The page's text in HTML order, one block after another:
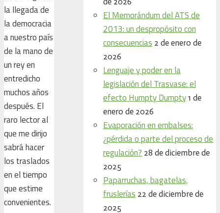
la llegada de
la democracia
a nuestro país
de la mano de
un rey en
entredicho
muchos años
después. El
raro lector al
que me dirijo
sabrá hacer
los traslados
en el tiempo
que estime
convenientes.
El Memorándum del ATS de
2013: un despropósito con
consecuencias 2 de enero de
2026
Lenguaje y poder en la
legislación del Trasvase: el
efecto Humpty Dumpty 1 de
enero de 2026
Evaporación en embalses:
¿pérdida o parte del proceso de
regulación? 28 de diciembre de
2025
Paparruchas, bagatelas,
fruslerías 22 de diciembre de
2025